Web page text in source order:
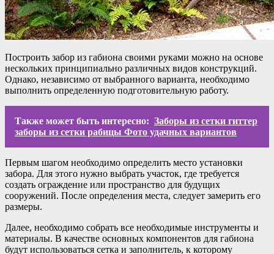
Построить забор из габиона своими руками можно на основе
нескольких принципиально различных видов конструкций.
Однако, независимо от выбранного варианта, необходимо
выполнить определенную подготовительную работу.
Также может быть интересно: Заборы из сетки гиттер
заборы из сетки рабицы Фото удачных вариантов
Первым шагом необходимо определить место установки
забора. Для этого нужно выбрать участок, где требуется
создать ограждение или пространство для будущих
сооружений. После определения места, следует замерить его
размеры.
Далее, необходимо собрать все необходимые инструменты и
материалы. В качестве основных компонентов для габиона
будут использоваться сетка и заполнитель, к которому